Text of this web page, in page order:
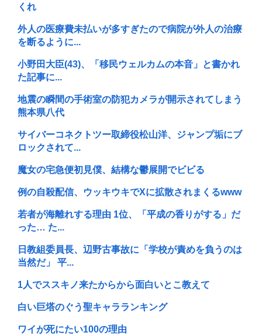
くれ
外人の医療費未払いが多すぎたので病院が外人の治療
を断るように...
小野田大臣(43)、「移民ウェルカムの本音」と書かれ
た記事に...
地震の瞬間の手術室の防犯カメラが開示されてしまう
熊本県八代
サイバーコネクトツー取締役松山洋、ジャンプ垢にブ
ロックされて...
魔女の宅急便初見僕、結構な鬱展開でビビる
例の自殺配信、ウッキウキでXに拡散されまくるwww
若者が海離れする理由 1位、「平成の香りがする」だ
った… た...
日教組委員長、辺野古事故に「学校が責めを負うのは
当然だ」 平...
1人でススキノ来たからから面白いとこ教えて
白い巨塔のぐう聖キャラランキング
ワイが死にたい100の理由